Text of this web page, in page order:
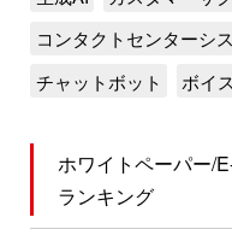
コンタクトセンターシ
チャットボット
ボイ
ホワイトペーパー/
ランキング